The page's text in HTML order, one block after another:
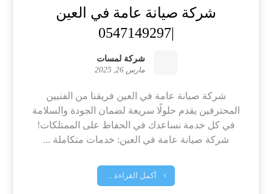
شركة صيانة عامة في العين
|0547149297
شركة لمسات
مارس 26, 2025
شركة صيانة عامة في العين فريقنا من الفنيين
المحترفين يقدم حلولًا سريعة لضمان الجودة والسلامة
في كل خدمة نساعدك في الحفاظ على الممتلكات!
شركة صيانة عامة في العين: خدمات متكاملة ...
أكمل القراءة ...